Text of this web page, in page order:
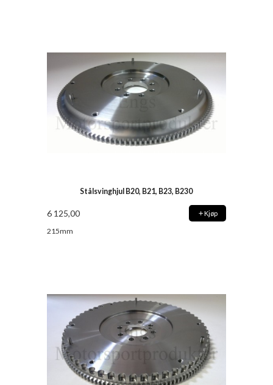
Stålsvinghjul B20, B21, B23, B230
6 125,00 Kjøp
215mm